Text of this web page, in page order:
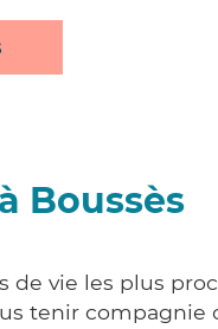
Boussès
vie les plus
tenir